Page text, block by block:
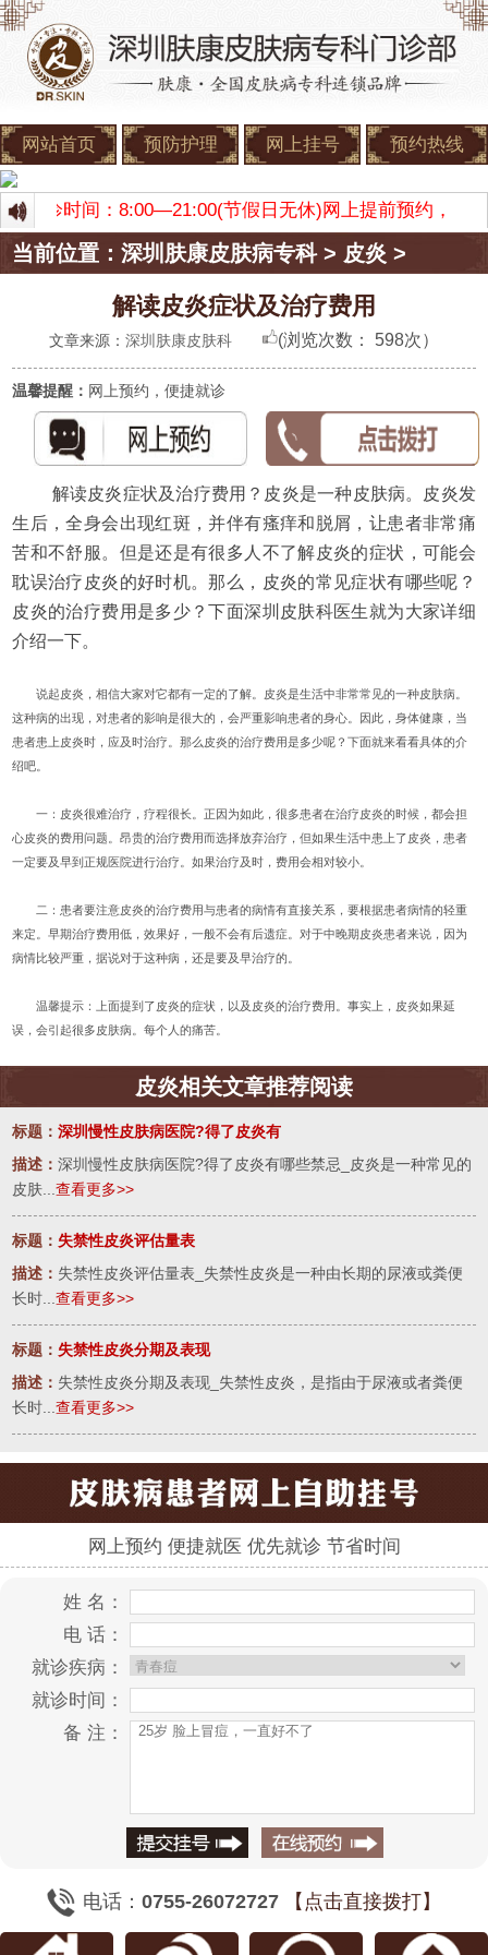
网站首页 预防护理 网上挂号 预约热线
门诊时间：8:00—21:00(节假日无休)网上提前预约，免
当前位置：深圳肤康皮肤病专科> 皮炎 >
解读皮炎症状及治疗费用
文章来源： 深圳肤康皮肤科 (浏览次数： 598次）
温馨提醒： 网上预约，便捷就诊
解读皮炎症状及治疗费用？皮炎是一种皮肤病。皮炎发
生后，全身会出现红斑，并伴有瘙痒和脱屑，让患者非常痛
苦和不舒服。但是还是有很多人不了解皮炎的症状，可能会
耽误治疗皮炎的好时机。那么，皮炎的常见症状有哪些呢？
皮炎的治疗费用是多少？下面深圳皮肤科医生就为大家详细
介绍一下。
说起皮炎，相信大家对它都有一定的了解。皮炎是生活中非常常见的一种皮肤病。
这种病的出现，对患者的影响是很大的，会严重影响患者的身心。因此，身体健康，当
患者患上皮炎时，应及时治疗。那么皮炎的治疗费用是多少呢？下面就来看看具体的介
绍吧。
一：皮炎很难治疗，疗程很长。正因为如此，很多患者在治疗皮炎的时候，都会担
心皮炎的费用问题。昂贵的治疗费用而选择放弃治疗，但如果生活中患上了皮炎，患者
一定要及早到正规医院进行治疗。如果治疗及时，费用会相对较小。
二：患者要注意皮炎的治疗费用与患者的病情有直接关系，要根据患者病情的轻重
来定。早期治疗费用低，效果好，一般不会有后遗症。对于中晚期皮炎患者来说，因为
病情比较严重，据说对于这种病，还是要及早治疗的。
温馨提示：上面提到了皮炎的症状，以及皮炎的治疗费用。事实上，皮炎如果延
误，会引起很多皮肤病。每个人的痛苦。
皮炎相关文章推荐阅读
标题：深圳慢性皮肤病医院?得了皮炎有
描述：深圳慢性皮肤病医院?得了皮炎有哪些禁忌_皮炎是一种常见的
皮肤...查看更多>>
标题： 失禁性皮炎评估量表
描述： 失禁性皮炎评估量表_失禁性皮炎是一种由长期的尿液或粪便
长时...查看更多>>
标题： 失禁性皮炎分期及表现
描述： 失禁性皮炎分期及表现_失禁性皮炎，是指由于尿液或者粪便
长时...查看更多>>
网上预约 便捷就医 优先就诊 节省时间
姓 名：
电 话：
就诊疾病：
就诊时间：
备 注：
电话：0755-26072727 【点击直接拨打】